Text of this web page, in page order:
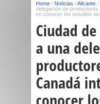
Home / Noticias /Alicante /
delegación de
en conocer los estudios
Ciudad
a una
Canadá